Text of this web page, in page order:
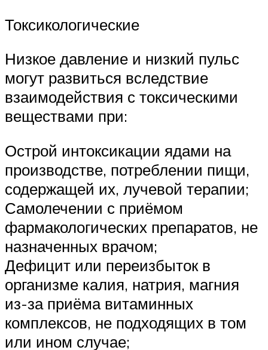
Токсикологические
Низкое давление и низкий пульс
могут развиться вследствие
взаимодействия с токсическими
веществами при:
Острой интоксикации ядами на
производстве, потреблении пищи,
содержащей их, лучевой терапии;
Самолечении с приёмом
фармакологических препаратов, не
назначенных врачом;
Дефицит или переизбыток в
организме калия, натрия, магния
из-за приёма витаминных
комплексов, не подходящих в том
или ином случае;